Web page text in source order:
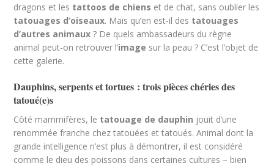
dragons et les tattoos de chiens et de chat, sans oublier les
tatouages d’oiseaux. Mais qu’en est-il des tatouages
d’autres animaux ? De quels ambassadeurs du règne
animal peut-on retrouver l’image sur la peau ? C’est l’objet de
cette galerie.
Dauphins, serpents et tortues : trois pièces chéries des
tatoué(e)s
Côté mammifères, le tatouage de dauphin jouit d’une
renommée franche chez tatouées et tatoués. Animal dont la
grande intelligence n’est plus à démontrer, il est considéré
comme le dieu des poissons dans certaines cultures – bien